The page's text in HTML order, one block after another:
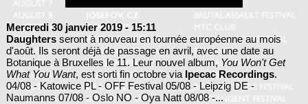
Mercredi 30 janvier 2019 - 15:11
Daughtersseront à nouveau en tournée européenne au mois
d'août. Ils seront déjà de passage en avril, avec une date au
Botanique à Bruxelles le 11. Leur nouvel album, You Won't Get
What You Want, est sorti fin octobre via Ipecac Recordings.
04/08 - Katowice PL - OFF Festival 05/08 - Leipzig DE -
Naumanns 07/08 - Oslo NO - Oya Natt 08/08 -...